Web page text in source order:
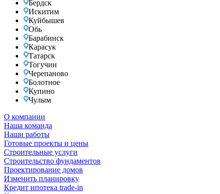
Бердск
Искитим
Куйбышев
Обь
Барабинск
Карасук
Татарск
Тогучин
Черепаново
Болотное
Купино
Чулым
О компании
Наша команда
Наши работы
Готовые проекты и цены
Строительные услуги
Строительство фундаментов
Проектирование домов
Изменить планировку
Кредит ипотека trade-in